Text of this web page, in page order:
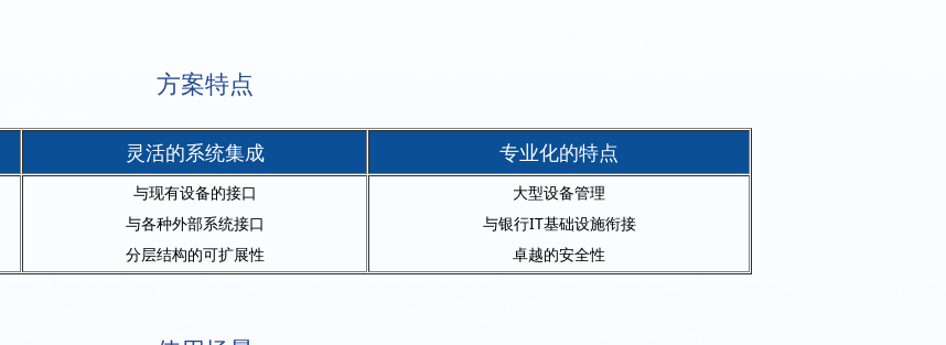
方案特点
灵活的系统集成 专业化的特点
与现有设备的接口
与各种外部系统接口
分层结构的可扩展性
大型设备管理
与银行IT基础设施衔接
卓越的安全性